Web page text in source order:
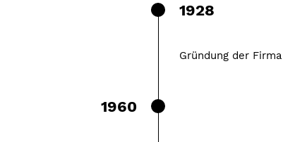
1928
Gründung der
1960